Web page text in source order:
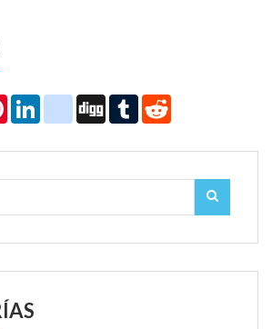
PinterestLinkedIninstagram
Digg Tumblr